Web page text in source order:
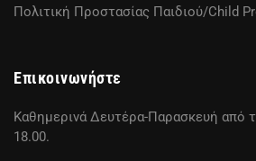
Πολιτική Προστασίας Παιδιού/Child
Επικοινωνήστε
Καθημερινά Δευτέρα-Παρασκευή από
18.00.